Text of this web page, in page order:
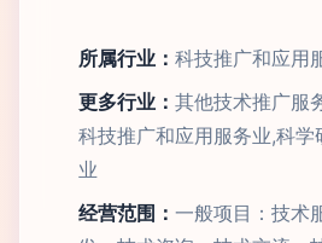
所属行业： 科技推广和应用
更多行业： 其他技术推广服
科技推广和应用服务业,科学
业
经营范围： 一般项目：技术